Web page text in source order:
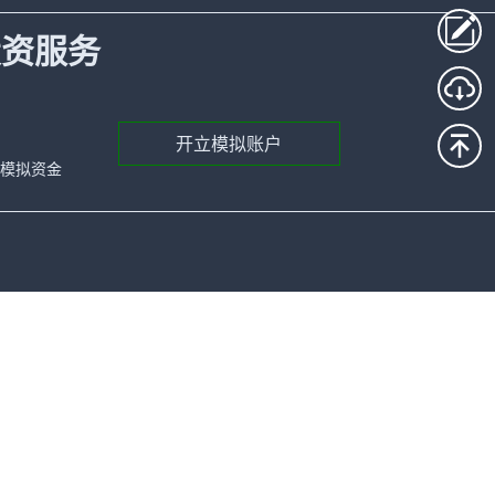
服务
拟资金
开立模拟账户